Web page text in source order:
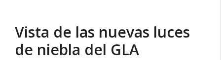
Vista de las nuevas luces
de niebla del GLA